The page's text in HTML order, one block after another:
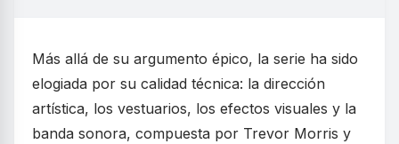
Más allá de su argumento épico, la serie ha sido
elogiada por su calidad técnica: la dirección
artística, los vestuarios, los efectos visuales y la
banda sonora, compuesta por Trevor Morris y